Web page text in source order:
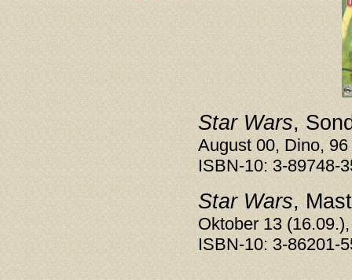
Star Wars,
August 00, Dino,
ISBN-10: 3-89748-
Star Wars,
Oktober 13
ISBN-10: 3-86201-